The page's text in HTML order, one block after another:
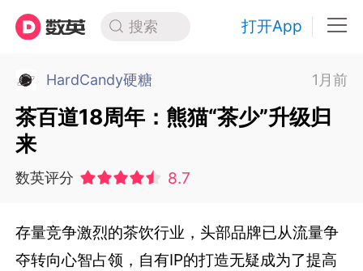
搜索 打开App
HardCandy硬糖 1月前
茶百道18周年：熊猫“茶少”升级归
来
数英评分 8.7
存量竞争激烈的茶饮行业，头部品牌已从流量争
夺转向心智占领，自有IP的打造无疑成为了提高